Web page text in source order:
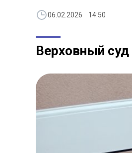
06.02.2026 14:50
Верховный